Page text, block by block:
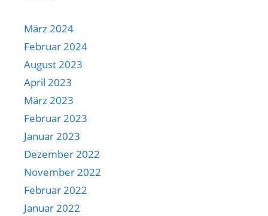
März 2024
Februar 2024
August 2023
April 2023
März 2023
Februar 2023
Januar 2023
Dezember 2022
November 2022
Februar 2022
Januar 2022